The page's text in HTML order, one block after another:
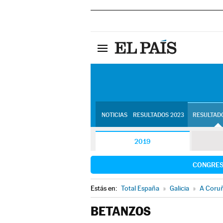
NOTICIAS RESULTADOS 2023
2019
Estás en: Total España » Galicia » A
BETANZOS